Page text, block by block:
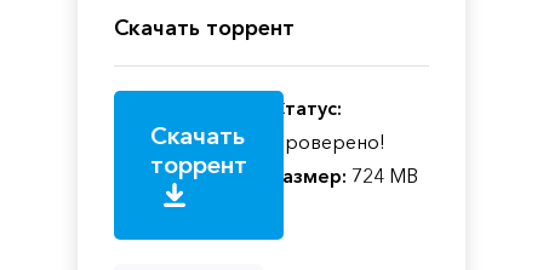
Скачать торрент
Скачать
торрент
Статус:
Проверено!
Размер: 724 MB